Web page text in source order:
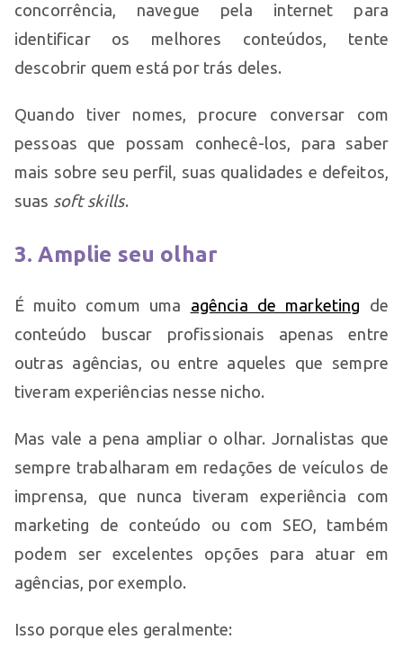
concorrência, navegue pela internet para
identificar os melhores conteúdos, tente
descobrir quem está por trás deles.
Quando tiver nomes, procure conversar com
pessoas que possam conhecê-los, para saber
mais sobre seu perfil, suas qualidades e defeitos,
suas soft skills.
3. Amplie seu olhar
É muito comum uma agência de marketing de
conteúdo buscar profissionais apenas entre
outras agências, ou entre aqueles que sempre
tiveram experiências nesse nicho.
Mas vale a pena ampliar o olhar. Jornalistas que
sempre trabalharam em redações de veículos de
imprensa, que nunca tiveram experiência com
marketing de conteúdo ou com SEO, também
podem ser excelentes opções para atuar em
agências, por exemplo.
Isso porque eles geralmente: